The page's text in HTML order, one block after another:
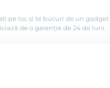
pe loc și te bucuri de un
de o garanție de 24 de luni.